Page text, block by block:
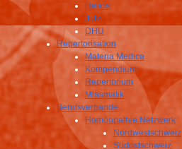
Helios
Jutzi
DHU
Repertorisation
Materia Medica
Kompendium
Repertorium
Miasmatik
Berufsverbände
Homöopathie Netzwerk
Nordwestschweiz
Südostschweiz